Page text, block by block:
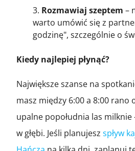
Rozmawiaj szeptem –
warto umówić się z
godzinę", szczególnie o
Kiedy najlepiej płynąć?
Największe szanse na
masz między 6:00 a 8:00 rano
upalne popołudnia las milknie
w głębi. Jeśli planujesz spływ